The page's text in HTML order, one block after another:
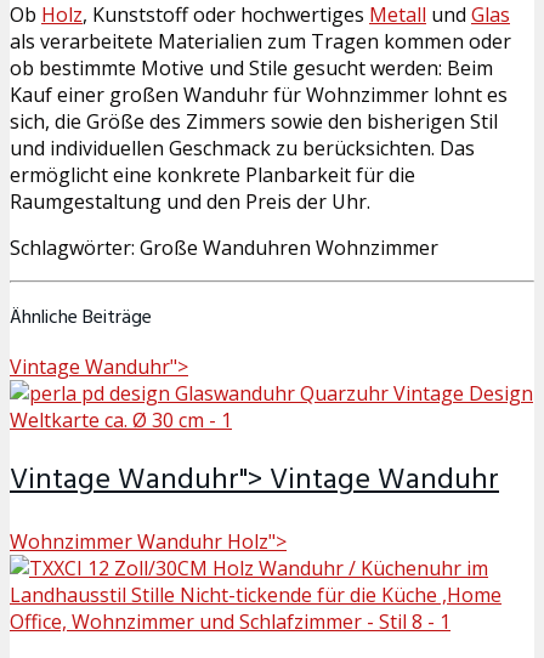
Ob Holz, Kunststoff oder hochwertiges Metall und Glas
als verarbeitete Materialien zum Tragen kommen oder
ob bestimmte Motive und Stile gesucht werden: Beim
Kauf einer großen Wanduhr für Wohnzimmer lohnt es
sich, die Größe des Zimmers sowie den bisherigen Stil
und individuellen Geschmack zu berücksichten. Das
ermöglicht eine konkrete Planbarkeit für die
Raumgestaltung und den Preis der Uhr.
Schlagwörter: Große Wanduhren Wohnzimmer
Ähnliche Beiträge
Vintage Wanduhr">
Vintage Wanduhr">Vintage Wanduhr
Wohnzimmer Wanduhr Holz">